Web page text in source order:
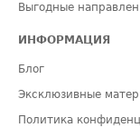
Выгодные
ИНФОРМАЦИЯ
Блог
Эксклюзивные
Политика